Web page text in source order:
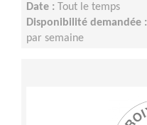
Date :
Tout le temps
Disponibilité demandée :
par semaine